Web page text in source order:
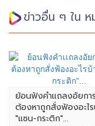
ข่าวอื่น ๆ ใน
ย้อนฟังคำเเถลงอัยก
ต้องหาถูกสั่งฟ้องอะไ
"แซน-กระติก"...